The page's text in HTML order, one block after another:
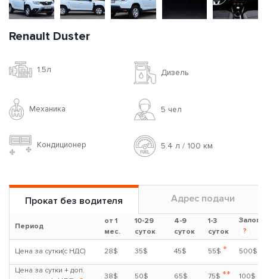
Renault Duster
1.5л Дизель
Механика 5 чел
Кондиционер 5.4 л / 100 км
Прокат без водителя Адрес подачи
Период
от 1
мес.
10-29
суток
4-9
суток
1-3
суток
Залог
?
Цена за сутки(с НДС) 28$ 35$ 45$ 55$ * 500$
Цена за сутки + доп.
38$ 50$ 65$ 75$ ** 100$